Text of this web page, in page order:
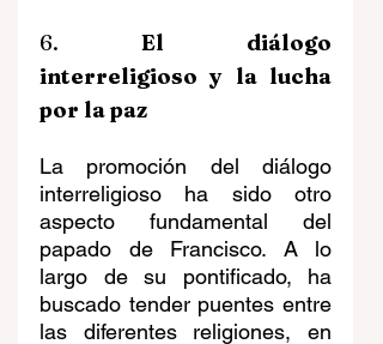
6. El diálogo
interreligioso y la lucha
por la paz
La promoción del diálogo
interreligioso ha sido otro
aspecto fundamental del
papado de Francisco. A lo
largo de su pontificado, ha
buscado tender puentes entre
las diferentes religiones, en